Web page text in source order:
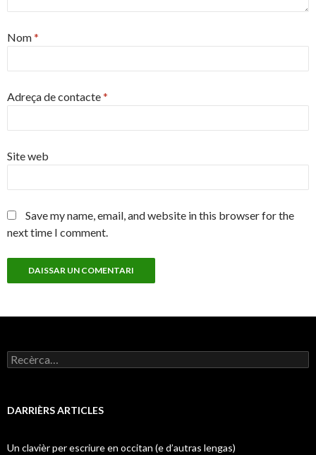
Nom*
Adreça de contacte*
Site web
Save my name, email, and website in this browser for the
next time I comment.
Recercar :
DARRIÈRS ARTICLES
Un clavièr per escriure en occitan (e d’autras lengas)